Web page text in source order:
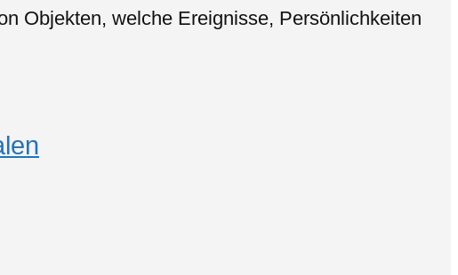
Objekten, welche Ereignisse, Persönlichkeiten